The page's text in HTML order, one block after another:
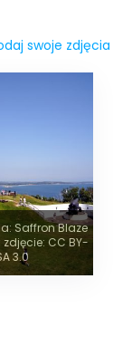
swoje zdjęcia
Saffron Blaze
CC BY-
3.0